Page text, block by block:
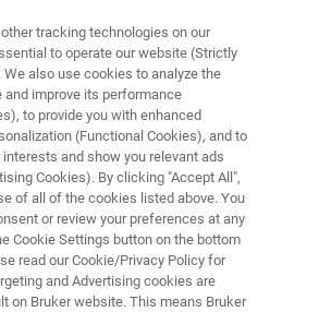
ー
微小材料の粘弾性
～ナノスケールの動
解析技術のご紹介
tracking technologies on our
to operate our website (Strictly
also use cookies to analyze the
improve its performance
to provide you with enhanced
(Functional Cookies), and to
and show you relevant ads
Cookies). By clicking "Accept All",
of all of the cookies listed above. You
or review your preferences at any
Cookie Settings button on the bottom
read our Cookie/Privacy Policy for
and Advertising cookies are
on Bruker website. This means Bruker